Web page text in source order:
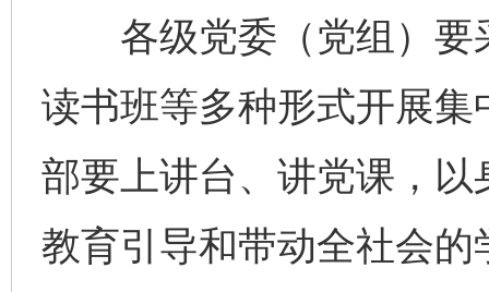
各级党委（党组）要
读书班等多种形式开展
部要上讲台、讲党课，
教育引导和带动全社会的